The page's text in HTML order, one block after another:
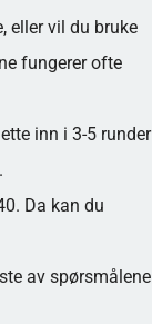
eller vil du bruke
fungerer ofte
inn i 3-5 runder
Da kan du
av spørsmålene